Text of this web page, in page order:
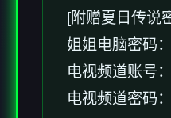
[附赠夏日传说
姐姐电脑密码
电视频道账号
电视频道密码